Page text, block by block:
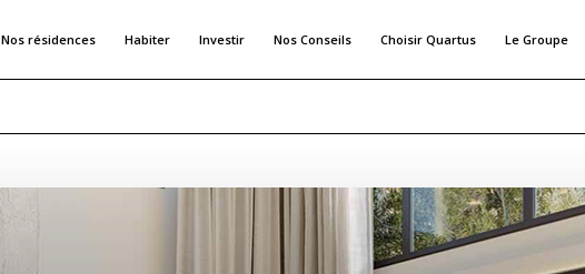
Nos résidences Habiter Investir Nos Conseils Choisir Quartus Le Groupe